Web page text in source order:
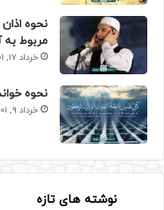
نحوه
مربوط به
خرداد 17, 1401
نحوه
خرداد 9, 1401
نوشته های تازه